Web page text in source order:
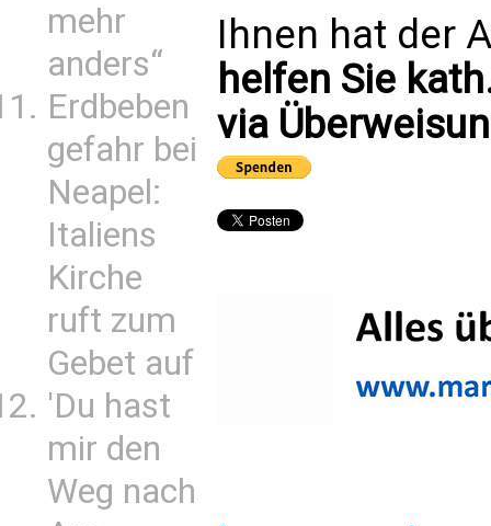
mehr
anders“
Erdbeben
gefahr bei
Neapel:
Italiens
Kirche
ruft zum
Gebet auf
'Du hast
mir den
Weg nach
Ihnen hat der
helfen Sie
via